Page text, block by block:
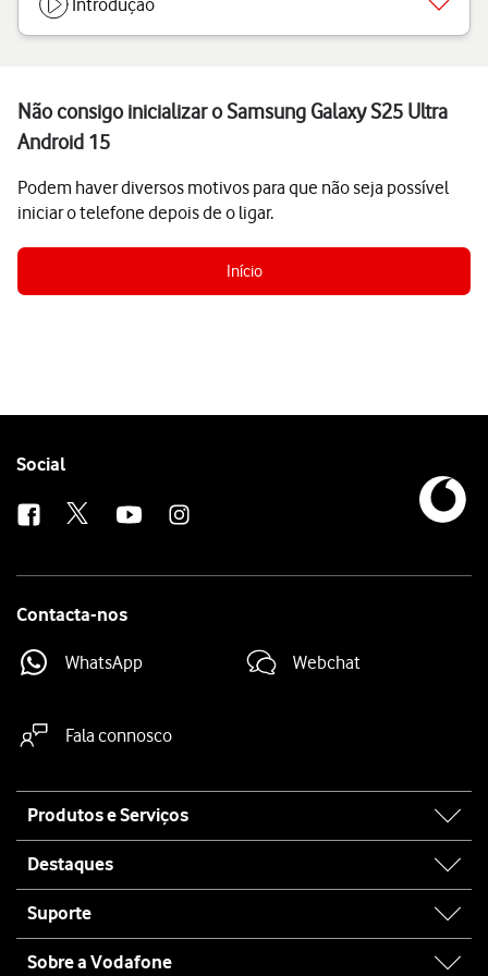
Introdução
Não consigo inicializar o Samsung Galaxy S25 Ultra
Android 15
Podem haver diversos motivos para que não seja possível
iniciar o telefone depois de o ligar.
Início
Follow
Social
Contacta-nos
WhatsApp Webchat
Fala connosco
map
Produtos e Serviços
Destaques
Suporte
Sobre a Vodafone